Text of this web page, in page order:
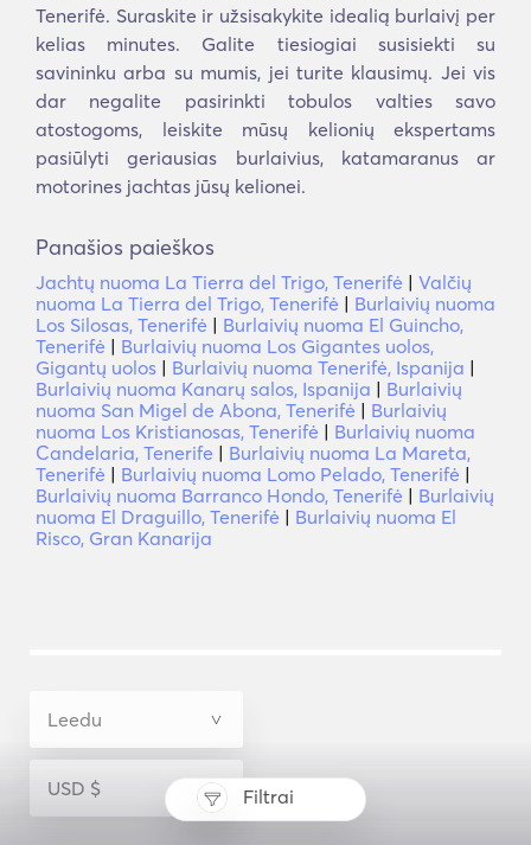
Filtrai
Tenerifė. Suraskite ir užsisakykite idealią burlaivį per
kelias minutes. Galite tiesiogiai susisiekti su
savininku arba su mumis, jei turite klausimų. Jei vis
dar negalite pasirinkti tobulos valties savo
atostogoms, leiskite mūsų kelionių ekspertams
pasiūlyti geriausias burlaivius, katamaranus ar
motorines jachtas jūsų kelionei.
Panašios paieškos
Jachtų nuoma La Tierra del Trigo, Tenerifė | Valčių
nuoma La Tierra del Trigo, Tenerifė | Burlaivių nuoma
Los Silosas, Tenerifė | Burlaivių nuoma El Guincho,
Tenerifė | Burlaivių nuoma Los Gigantes uolos,
Gigantų uolos | Burlaivių nuoma Tenerifė, Ispanija |
Burlaivių nuoma Kanarų salos, Ispanija | Burlaivių
nuoma San Migel de Abona, Tenerifė | Burlaivių
nuoma Los Kristianosas, Tenerifė | Burlaivių nuoma
Candelaria, Tenerife | Burlaivių nuoma La Mareta,
Tenerifė | Burlaivių nuoma Lomo Pelado, Tenerifė |
Burlaivių nuoma Barranco Hondo, Tenerifė | Burlaivių
nuoma El Draguillo, Tenerifė | Burlaivių nuoma El
Risco, Gran Kanarija